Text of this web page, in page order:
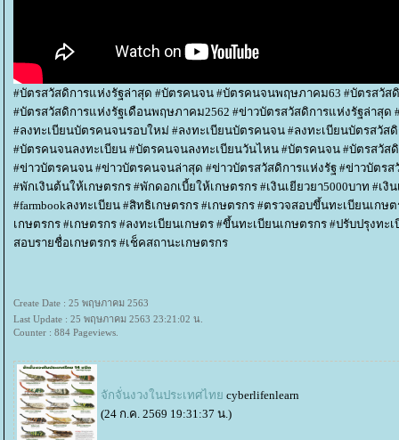
#บัตรสวัสดิการแห่งรัฐล่าสุด #บัตรคนจน #บัตรคนจนพฤษภาคม63 #บัตรสวั
#บัตรสวัสดิการแห่งรัฐเดือนพฤษภาคม2562 #ข่าวบัตรสวัสดิการแห่งรัฐล่าสุด
#ลงทะเบียนบัตรคนจนรอบใหม่ #ลงทะเบียนบัตรคนจน #ลงทะเบียนบัตรสวั
#บัตรคนจนลงทะเบียน #บัตรคนจนลงทะเบียนวันไหน #บัตรคนจน #บัตรสวัส
#ข่าวบัตรคนจน #ข่าวบัตรคนจนล่าสุด #ข่าวบัตรสวัสดิการแห่งรัฐ #ข่าวบัตรส
#พักเงินต้นให้เกษตรกร #พักดอกเบี้ยให้เกษตรกร #เงินเยียวยา5000บาท #เ
#farmbookลงทะเบียน #สิทธิเกษตรกร #เกษตรกร #ตรวจสอบขึ้นทะเบียนเกษ
เกษตรกร #เกษตรกร #ลงทะเบียนเกษตร #ขึ้นทะเบียนเกษตรกร #ปรับปรุงท
สอบรายชื่อเกษตรกร #เช็คสถานะเกษตรกร
Create Date : 25 พฤษภาคม 2563
Last Update : 25 พฤษภาคม 2563 23:21:02 น.
Counter : 884 Pageviews.
จักจั่นงวงในประเทศไท cyberlifenlearn
(24 ก.ค. 2569 19:31:37 น.)